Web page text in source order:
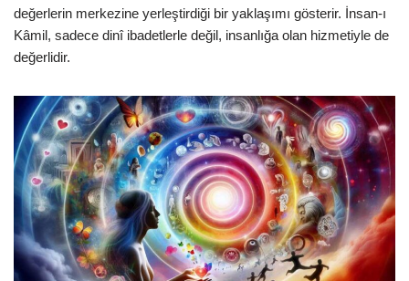
değerlerin merkezine yerleştirdiği bir yaklaşımı gösterir. İnsan-ı
Kâmil, sadece dinî ibadetlerle değil, insanlığa olan hizmetiyle de
değerlidir.